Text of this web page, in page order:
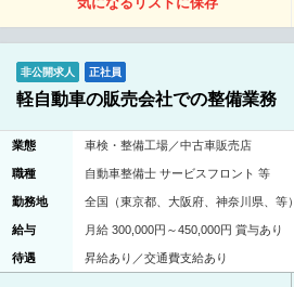
非公開求人 正社員
軽自動車の販売会社での整備業務
業態 車検・整備工場／中古車販売店
職種 自動車整備士 サービスフロント 等
勤務地 全国（東京都、大阪府、神奈川県、等）
給与 月給 300,000円～450,000円 賞与あり
待遇 昇給あり／交通費支給あり